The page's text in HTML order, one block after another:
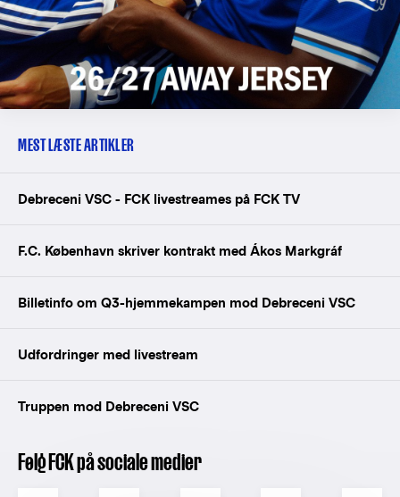
MEST LÆSTE ARTIKLER
Debreceni VSC - FCK livestreames på FCK TV
F.C. København skriver kontrakt med Ákos Markgráf
Billetinfo om Q3-hjemmekampen mod Debreceni VSC
Udfordringer med livestream
Truppen mod Debreceni VSC
Følg FCK på sociale medier